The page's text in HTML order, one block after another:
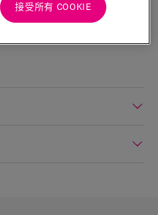
高度差、沿牆壁、窗戶或地毯
割刀對Incizo®按需進行切割
接受所有 COOKIE